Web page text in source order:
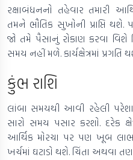
રક્ષાબંધનનો તહેવાર તમારી
તમને ભૌતિક સુખોની પ્રાપ્તિ થશે.
જો તમે પૈસાનું રોકાણ કરવા વિશે
સમય નહીં મળે. કાર્યક્ષેત્રમાં
કુંભ રાશિ
લાંબા સમયથી આવી રહેલી
સારો સમય પસાર કરશો. દરેક
આર્થિક મોરચા પર પણ ખૂબ
ખર્ચમાં ઘટાડો થશે. ચિંતા અથવા